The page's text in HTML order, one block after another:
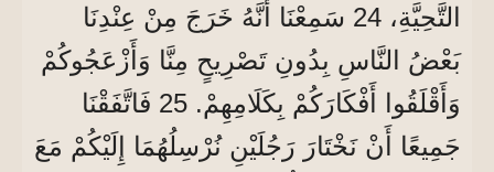
التَّحِيَّةِ، 24 سَمِعْنَا أَنَّهُ خَرَجَ مِنْ عِنْدِنَا
بَعْضُ النَّاسِ بِدُونِ تَصْرِيحٍ مِنَّا وَأَزْعَجُوكُمْ
وَأَقْلَقُوا أَفْكَارَكُمْ بِكَلَامِهِمْ. 25 فَاتَّفَقْنَا
جَمِيعًا أَنْ نَخْتَارَ رَجُلَيْنِ نُرْسِلُهُمَا إِلَيْكُمْ مَعَ